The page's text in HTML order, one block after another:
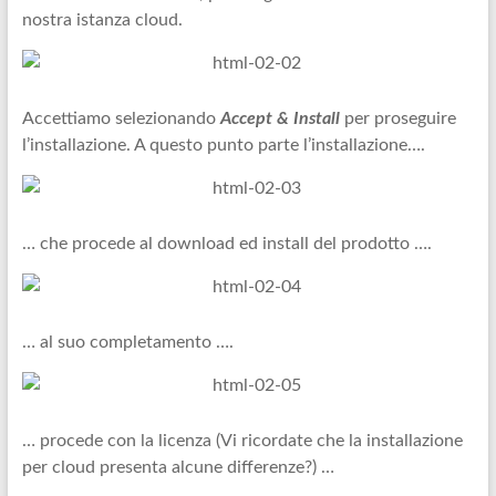
nostra istanza cloud.
Accettiamo selezionando Accept & Installper proseguire
l’installazione. A questo punto parte l’installazione….
… che procede al download ed install del prodotto ….
… al suo completamento ….
… procede con la licenza (Vi ricordate che la installazione
per cloud presenta alcune differenze?) …